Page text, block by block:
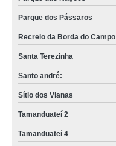
Parque dos Pássaros
Recreio da Borda do Campo
Santa Terezinha
Santo andré:
Sítio dos Vianas
Tamanduateí 2
Tamanduateí 4